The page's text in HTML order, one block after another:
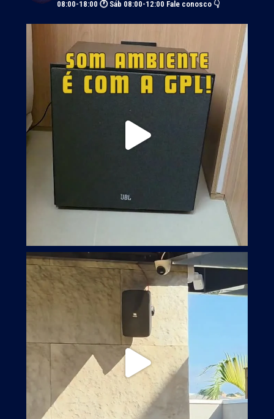
08:00-18:00 🕐 Sáb 08:00-12:00 Fale conosco 👇